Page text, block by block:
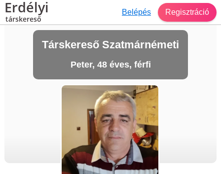
Erdélyi
társkereső
Belépés Regisztráció
Társkereső Szatmárnémeti
Peter, 48 éves, férfi